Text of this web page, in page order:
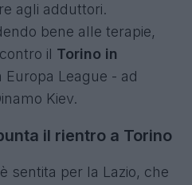
agli adduttori.
bene alle terapie,
il Torino in
Europa League - ad
Kiev.
il rientro a Torino
sentita per la Lazio, che